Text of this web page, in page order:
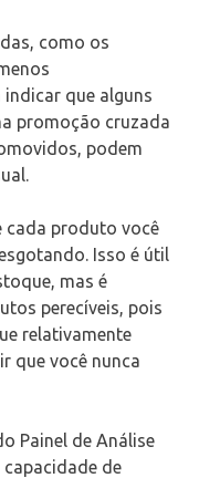
como os
que alguns
promoção cruzada
podem
cada produto você
Isso é útil
mas é
perecíveis, pois
relativamente
que você nunca
Painel de Análise
de